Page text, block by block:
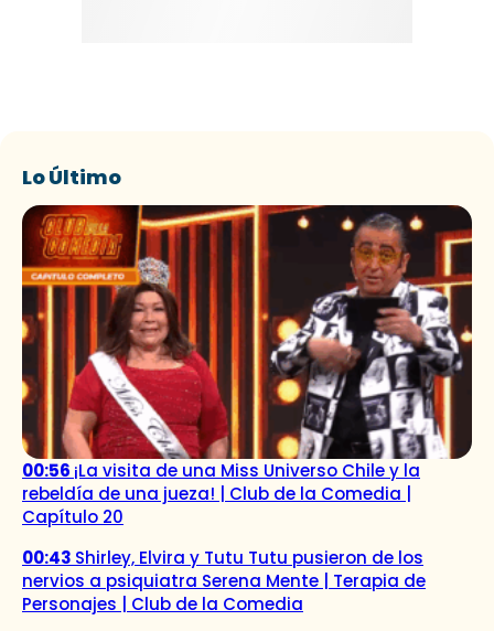
Lo Último
00:56 ¡La visita de una Miss Universo Chile y la
rebeldía de una jueza! | Club de la Comedia |
Capítulo 20
00:43 Shirley, Elvira y Tutu Tutu pusieron de los
nervios a psiquiatra Serena Mente | Terapia de
Personajes | Club de la Comedia